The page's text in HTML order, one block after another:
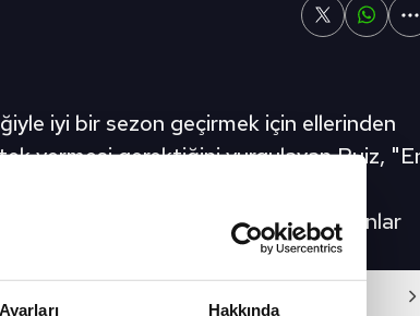
Hakkında
iyi bir sezon geçirmek için ellerinden
vermesi gerektiğini vurgulayan​ Ruiz,
onların yardımı ile daha hırslı
ve bu sağlandığında biz de onlar